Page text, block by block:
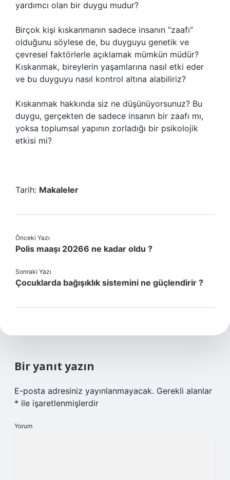
yardımcı olan bir duygu mudur?
Birçok kişi kıskanmanın sadece insanın “zaafı”
olduğunu söylese de, bu duyguyu genetik ve
çevresel faktörlerle açıklamak mümkün müdür?
Kıskanmak, bireylerin yaşamlarına nasıl etki eder
ve bu duyguyu nasıl kontrol altına alabiliriz?
Kıskanmak hakkında siz ne düşünüyorsunuz? Bu
duygu, gerçekten de sadece insanın bir zaafı mı,
yoksa toplumsal yapının zorladığı bir psikolojik
etkisi mi?
Tarih: Makaleler
Önceki Yazı
Polis maaşı 20266 ne kadar oldu ?
Sonraki Yazı
Çocuklarda bağışıklık sistemini ne güçlendirir ?
Bir yanıt yazın
E-posta adresiniz yayınlanmayacak. Gerekli alanlar
* ile işaretlenmişlerdir
Yorum